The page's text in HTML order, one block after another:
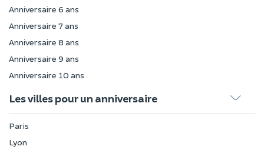
Anniversaire 6 ans
Anniversaire 7 ans
Anniversaire 8 ans
Anniversaire 9 ans
Anniversaire 10 ans
Les villes pour un anniversaire
Paris
Lyon